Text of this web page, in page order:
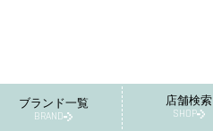
ブランド一覧
BRAND
店舗検索
SHOP